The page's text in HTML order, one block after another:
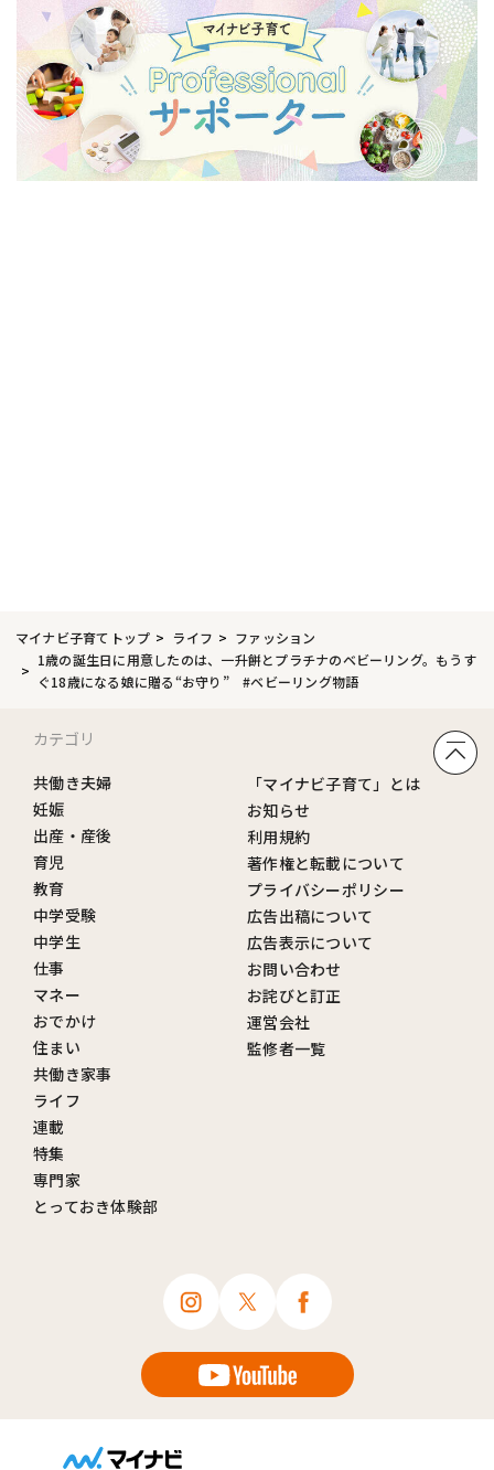
マイナビ子育てトップ ライフ
ファッション
1歳の誕生日に用意したのは、一升餅とプラチナのベビーリング。もうす
ぐ18歳になる娘に贈る“お守り” #ベビーリング物語
カテゴリ
共働き夫婦
妊娠
出産・産後
育児
教育
中学受験
中学生
仕事
マネー
おでかけ
住まい
共働き家事
ライフ
連載
特集
専門家
とっておき体験部
「マイナビ子育て」とは
お知らせ
利用規約
著作権と転載について
プライバシーポリシー
広告出稿について
広告表示について
お問い合わせ
お詫びと訂正
運営会社
監修者一覧